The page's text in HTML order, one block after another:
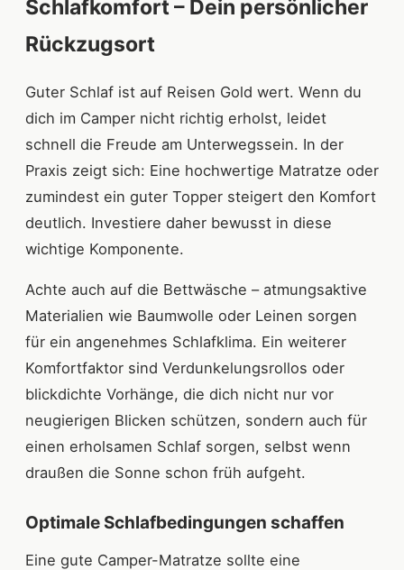
Schlafkomfort – Dein persönlicher
Rückzugsort
Guter Schlaf ist auf Reisen Gold wert. Wenn du
dich im Camper nicht richtig erholst, leidet
schnell die Freude am Unterwegssein. In der
Praxis zeigt sich: Eine hochwertige Matratze oder
zumindest ein guter Topper steigert den Komfort
deutlich. Investiere daher bewusst in diese
wichtige Komponente.
Achte auch auf die Bettwäsche – atmungsaktive
Materialien wie Baumwolle oder Leinen sorgen
für ein angenehmes Schlafklima. Ein weiterer
Komfortfaktor sind Verdunkelungsrollos oder
blickdichte Vorhänge, die dich nicht nur vor
neugierigen Blicken schützen, sondern auch für
einen erholsamen Schlaf sorgen, selbst wenn
draußen die Sonne schon früh aufgeht.
Optimale Schlafbedingungen schaffen
Eine gute Camper-Matratze sollte eine